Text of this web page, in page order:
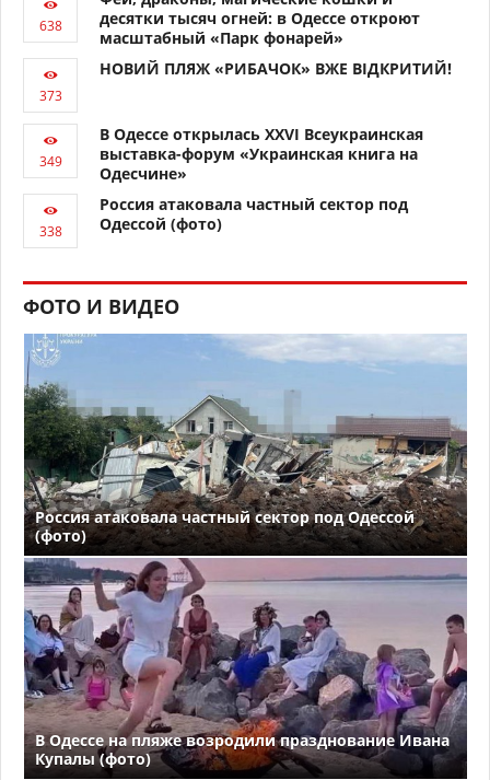
десятки тысяч огней: в Одессе откроют
масштабный «Парк фонарей»
НОВИЙ ПЛЯЖ «РИБАЧОК» ВЖЕ ВІДКРИТИЙ!
В Одессе открылась XXVI Всеукраинская
выставка-форум «Украинская книга на
Одесчине»
Россия атаковала частный сектор под
Одессой (фото)
ФОТО И ВИДЕО
Россия атаковала частный сектор под Одессой
(фото)
В Одессе на пляже возродили празднование Ивана
Купалы (фото)